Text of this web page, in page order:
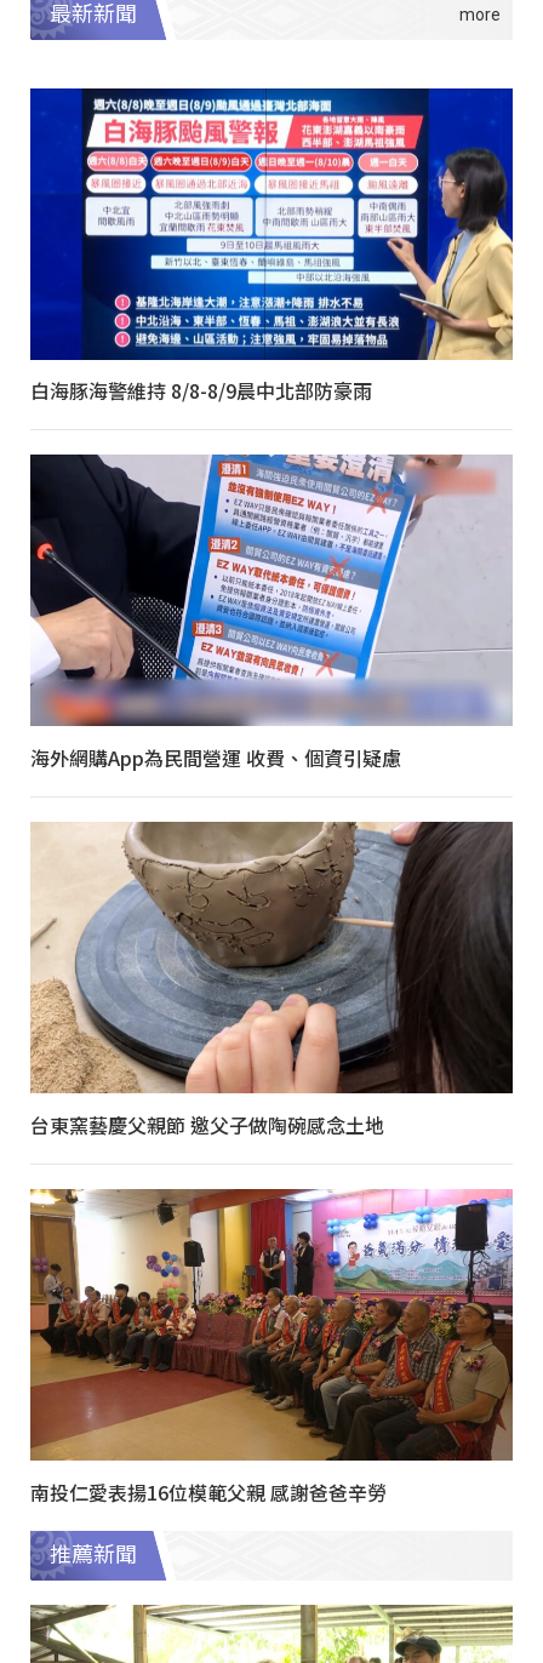
最新新聞
白海豚海警維持 8/8-8/9晨中北部防豪雨
海外網購App為民間營運 收費、個資引疑慮
台東窯藝慶父親節 邀父子做陶碗感念土地
南投仁愛表揚16位模範父親 感謝爸爸辛勞
推薦新聞